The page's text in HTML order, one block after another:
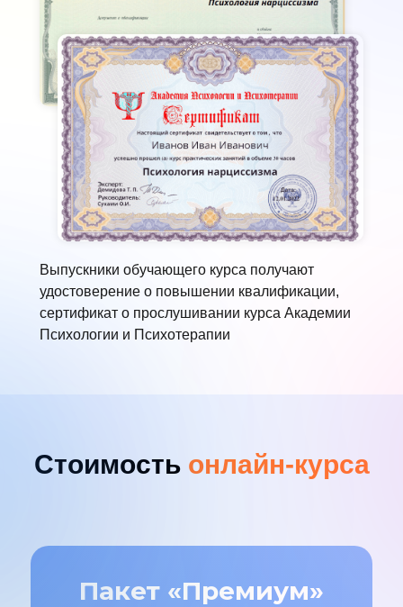
Выпускники обучающего курса получают
удостоверение о повышении квалификации,
сертификат о прослушивании курса Академии
Психологии и Психотерапии
Стоимость онлайн-курса
Пакет «Премиум»